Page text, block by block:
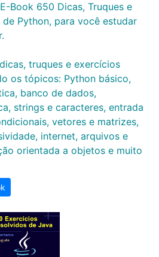
Book 650 Dicas, Truques e
Python, para você estudar
truques e exercícios
os tópicos: Python básico,
banco de dados,
strings e caracteres, entrada
vetores e matrizes,
internet, arquivos e
orientada a objetos e muito